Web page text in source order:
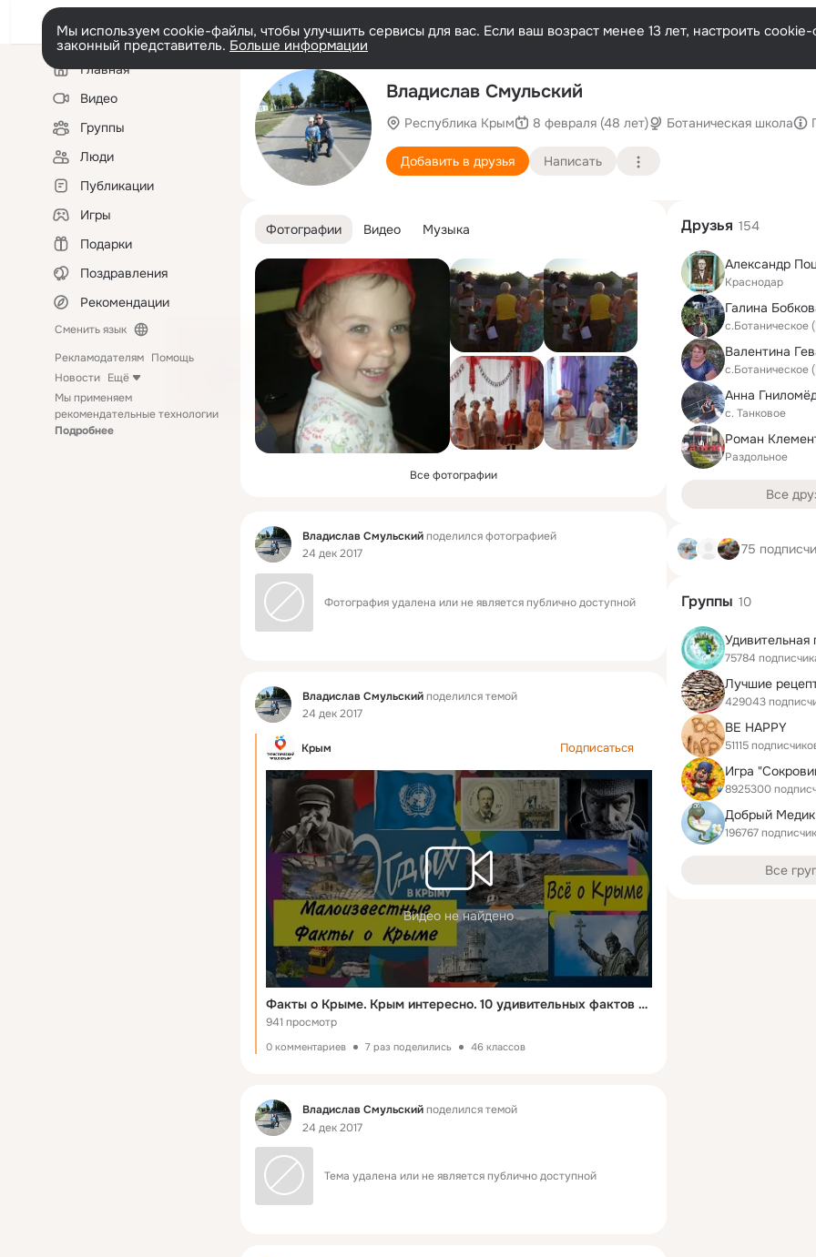
Мы используем cookie-файлы, чтобы улучшить сервисы для вас. Если ваш возраст менее 13 лет, настроить
законный представитель. Больше информации
Левая
колонкаГлавная
Видео
Группы
Люди
Публикации
Игры
Подарки
Поздравления
Рекомендации
Сменить язык
Рекламодателям Помощь
Новости Ещё
Мы применяем
рекомендательные технологии
Подробнее
Владислав Смульский
Республика Крым 8 февраля (48 лет) Ботаническая школа
Добавить в друзья Написать
Фотографии Видео Музыка
Все фотографии
Фид Владислав Смульскийподелился фотографией
24 дек 2017
Фотография удалена или не является публично доступной
Фид Владислав Смульскийподелился темой
24 дек 2017
Крым Подписаться
Видео не найдено
Факты о Крыме. Крым интересно. 10 удивительных фактов о Крыме
941 просмотр
0 комментариев 7 раз поделились 46 классов
Фид Владислав Смульскийподелился темой
24 дек 2017
Тема удалена или не является публично доступной
Друзья 154
Александр
Краснодар
Галина
с.Ботаническое
Валентина
с.Ботаническое
Анна
с. Танковое
Роман
Раздольное
Все
75
Группы 10
Удивительная
75784
Лучшие
429043
BE HAPPY
51115
8925300
Добрый Медик
196767
Все